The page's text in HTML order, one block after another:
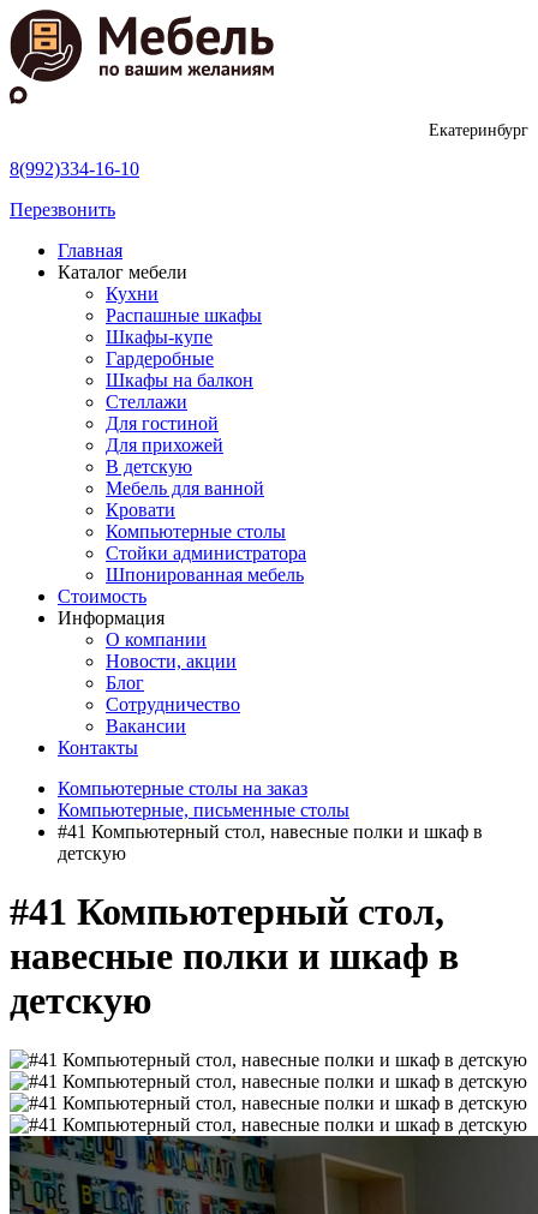
Екатеринбург
8(992)334-16-10
Перезвонить
Главная
Каталог мебели
Кухни
Распашные шкафы
Шкафы-купе
Гардеробные
Шкафы на балкон
Стеллажи
Для гостиной
Для прихожей
В детскую
Мебель для ванной
Кровати
Компьютерные столы
Стойки администратора
Шпонированная мебель
Стоимость
Информация
О компании
Новости, акции
Блог
Сотрудничество
Вакансии
Контакты
Компьютерные столы на заказ
Компьютерные, письменные столы
#41 Компьютерный стол, навесные полки и шкаф в
детскую
#41 Компьютерный стол,
навесные полки и шкаф в
детскую